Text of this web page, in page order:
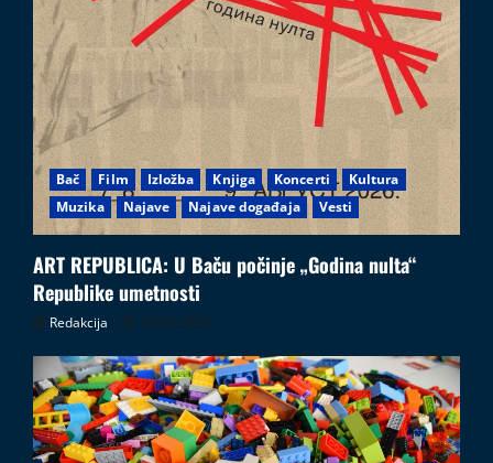
Bač Film Izložba Knjiga Koncerti
Kultura
Muzika
Najave Najave događaja Vesti
ART REPUBLICA: U Baču počinje „Godina nulta“
Republike umetnosti
Redakcija 05.08.2026